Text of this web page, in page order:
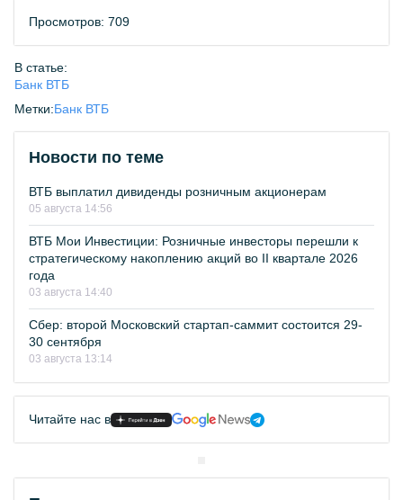
Просмотров: 709
В статье:
Банк ВТБ
Метки:Банк ВТБ
Новости по теме
ВТБ выплатил дивиденды розничным акционерам
05 августа 14:56
ВТБ Мои Инвестиции: Розничные инвесторы перешли к
стратегическому накоплению акций во II квартале 2026
года
03 августа 14:40
Сбер: второй Московский стартап-саммит состоится 29-
30 сентября
03 августа 13:14
Читайте нас в